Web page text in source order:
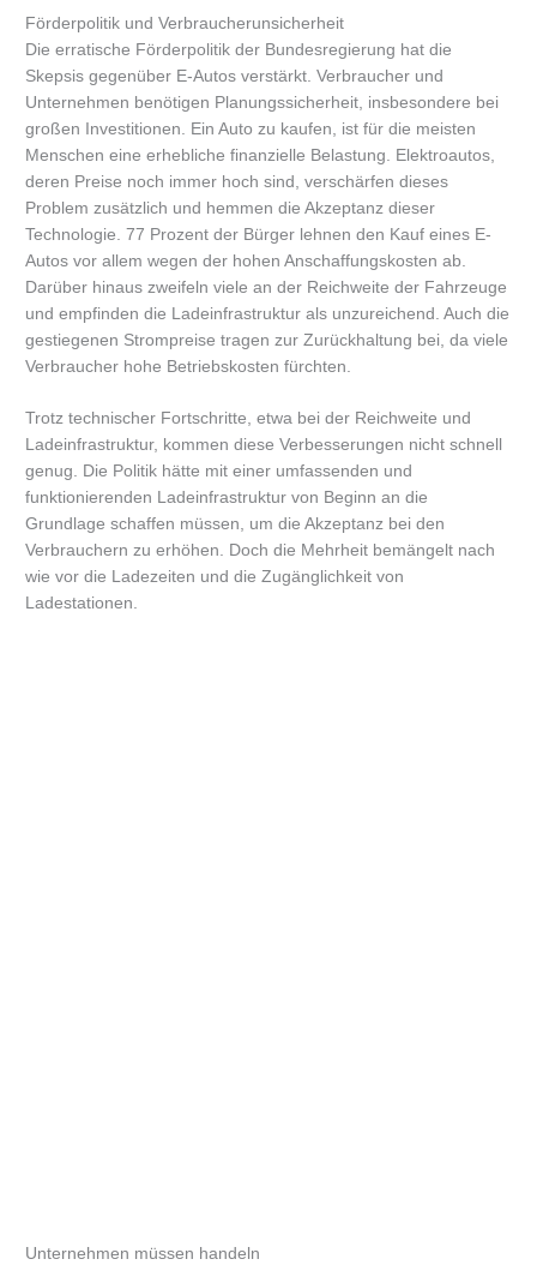
Förderpolitik und Verbraucherunsicherheit
Die erratische Förderpolitik der Bundesregierung hat die
Skepsis gegenüber E-Autos verstärkt. Verbraucher und
Unternehmen benötigen Planungssicherheit, insbesondere bei
großen Investitionen. Ein Auto zu kaufen, ist für die meisten
Menschen eine erhebliche finanzielle Belastung. Elektroautos,
deren Preise noch immer hoch sind, verschärfen dieses
Problem zusätzlich und hemmen die Akzeptanz dieser
Technologie. 77 Prozent der Bürger lehnen den Kauf eines E-
Autos vor allem wegen der hohen Anschaffungskosten ab.
Darüber hinaus zweifeln viele an der Reichweite der Fahrzeuge
und empfinden die Ladeinfrastruktur als unzureichend. Auch die
gestiegenen Strompreise tragen zur Zurückhaltung bei, da viele
Verbraucher hohe Betriebskosten fürchten.
Trotz technischer Fortschritte, etwa bei der Reichweite und
Ladeinfrastruktur, kommen diese Verbesserungen nicht schnell
genug. Die Politik hätte mit einer umfassenden und
funktionierenden Ladeinfrastruktur von Beginn an die
Grundlage schaffen müssen, um die Akzeptanz bei den
Verbrauchern zu erhöhen. Doch die Mehrheit bemängelt nach
wie vor die Ladezeiten und die Zugänglichkeit von
Ladestationen.
Unternehmen müssen handeln